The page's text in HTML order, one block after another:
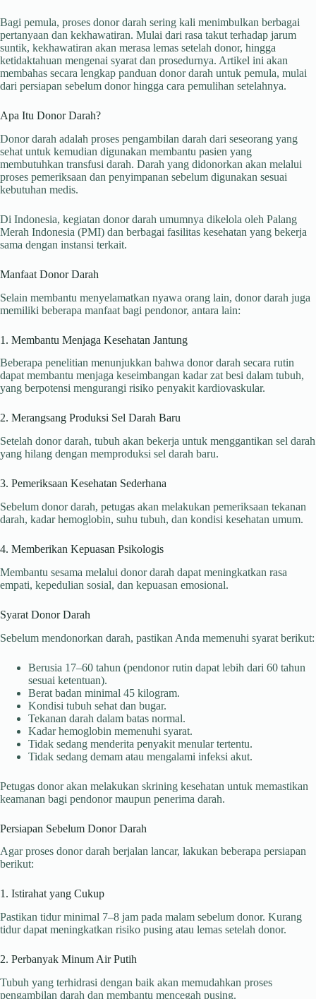
Bagi pemula, proses donor darah sering kali menimbulkan berbagai
pertanyaan dan kekhawatiran. Mulai dari rasa takut terhadap jarum
suntik, kekhawatiran akan merasa lemas setelah donor, hingga
ketidaktahuan mengenai syarat dan prosedurnya. Artikel ini akan
membahas secara lengkap panduan donor darah untuk pemula, mulai
dari persiapan sebelum donor hingga cara pemulihan setelahnya.
Apa Itu Donor Darah?
Donor darah adalah proses pengambilan darah dari seseorang yang
sehat untuk kemudian digunakan membantu pasien yang
membutuhkan transfusi darah. Darah yang didonorkan akan melalui
proses pemeriksaan dan penyimpanan sebelum digunakan sesuai
kebutuhan medis.
Di Indonesia, kegiatan donor darah umumnya dikelola oleh Palang
Merah Indonesia (PMI) dan berbagai fasilitas kesehatan yang bekerja
sama dengan instansi terkait.
Manfaat Donor Darah
Selain membantu menyelamatkan nyawa orang lain, donor darah juga
memiliki beberapa manfaat bagi pendonor, antara lain:
1. Membantu Menjaga Kesehatan Jantung
Beberapa penelitian menunjukkan bahwa donor darah secara rutin
dapat membantu menjaga keseimbangan kadar zat besi dalam tubuh,
yang berpotensi mengurangi risiko penyakit kardiovaskular.
2. Merangsang Produksi Sel Darah Baru
Setelah donor darah, tubuh akan bekerja untuk menggantikan sel darah
yang hilang dengan memproduksi sel darah baru.
3. Pemeriksaan Kesehatan Sederhana
Sebelum donor darah, petugas akan melakukan pemeriksaan tekanan
darah, kadar hemoglobin, suhu tubuh, dan kondisi kesehatan umum.
4. Memberikan Kepuasan Psikologis
Membantu sesama melalui donor darah dapat meningkatkan rasa
empati, kepedulian sosial, dan kepuasan emosional.
Syarat Donor Darah
Sebelum mendonorkan darah, pastikan Anda memenuhi syarat berikut:
Berusia 17–60 tahun (pendonor rutin dapat lebih dari 60 tahun
sesuai ketentuan).
Berat badan minimal 45 kilogram.
Kondisi tubuh sehat dan bugar.
Tekanan darah dalam batas normal.
Kadar hemoglobin memenuhi syarat.
Tidak sedang menderita penyakit menular tertentu.
Tidak sedang demam atau mengalami infeksi akut.
Petugas donor akan melakukan skrining kesehatan untuk memastikan
keamanan bagi pendonor maupun penerima darah.
Persiapan Sebelum Donor Darah
Agar proses donor darah berjalan lancar, lakukan beberapa persiapan
berikut:
1. Istirahat yang Cukup
Pastikan tidur minimal 7–8 jam pada malam sebelum donor. Kurang
tidur dapat meningkatkan risiko pusing atau lemas setelah donor.
2. Perbanyak Minum Air Putih
Tubuh yang terhidrasi dengan baik akan memudahkan proses
pengambilan darah dan membantu mencegah pusing.